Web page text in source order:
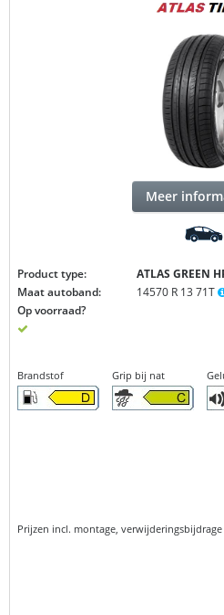
Meer
Product type: ATLAS GREEN
Maat autoband:
14570 R 13 71T
Op voorraad?
Brandstof Grip bij nat
Prijzen incl. montage, verwijderingsbijdrage